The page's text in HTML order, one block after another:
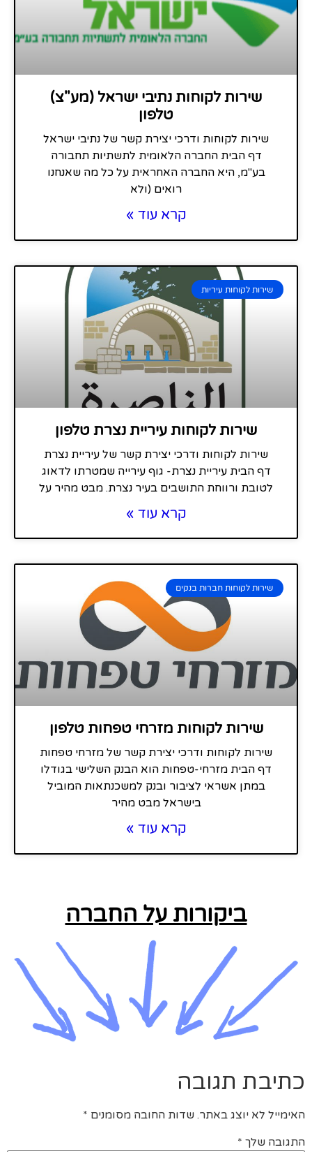
שירות לקוחות נתיבי ישראל (מע"צ)
שירות לקוחות ודרכי יצירת קשר של נתיבי ישראל
דף הבית החברה הלאומית לתשתיות תחבורה
בע"מ, היא החברה האחראית על כל מה שאנחנו
רואים (ולא
קרא עוד »
שירות לקוחות עיריות
שירות לקוחות עיריית נצרת טלפון
שירות לקוחות ודרכי יצירת קשר של עיריית נצרת
דף הבית עיריית נצרת- גוף עירייה שמטרתו לדאוג
לטובת ורווחת התושבים בעיר נצרת. מבט מהיר על
קרא עוד »
שירות לקוחות חברות בנקים
שירות לקוחות מזרחי טפחות טלפון
שירות לקוחות ודרכי יצירת קשר של מזרחי טפחות
דף הבית מזרחי-טפחות הוא הבנק השלישי בגודלו
במתן אשראי לציבור ובנק למשכנתאות המוביל
בישראל מבט מהיר
קרא עוד »
ביקורות על החברה
תגובה
לא יוצג באתר. שדות החובה מסומנים*
שלך*